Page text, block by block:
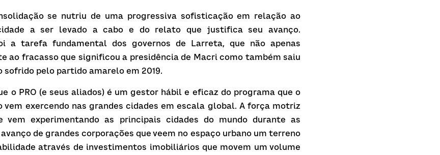
se nutriu de uma progressiva sofisticação em relação ao
a ser levado a cabo e do relato que justifica seu avanço.
a tarefa fundamental dos governos de Larreta, que não apenas
ao fracasso que significou a presidência de Macri como também saiu
pelo partido amarelo em 2019.
o PRO (e seus aliados) é um gestor hábil e eficaz do programa que o
exercendo nas grandes cidades em escala global. A força motriz
vem experimentando as principais cidades do mundo durante as
de grandes corporações que veem no espaço urbano um terreno
através de investimentos imobiliários que movem um volume